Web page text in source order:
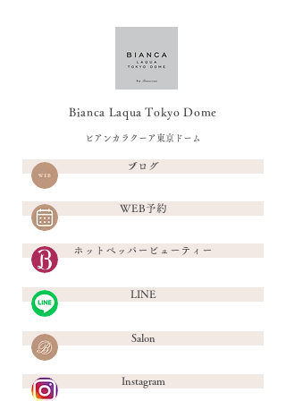
Bianca Laqua Tokyo Dome
ビアンカラクーア東京ドーム
ブログ
WEB予約
ホットペッパービューティー
LINE
Salon
Instagram